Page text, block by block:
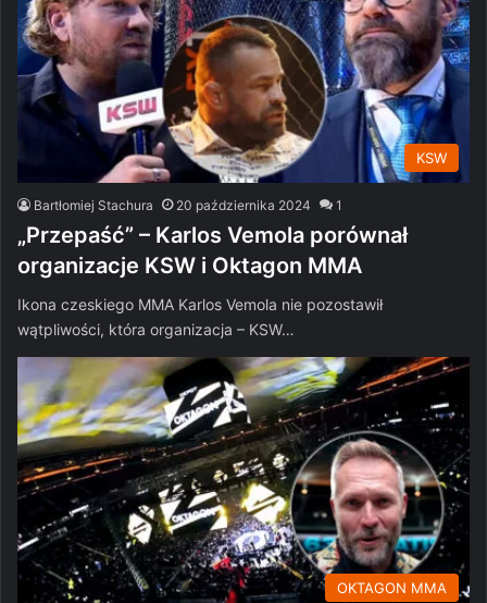
KSW
Bartłomiej Stachura 20 października 2024 1
„Przepaść” – Karlos Vemola porównał
organizacje KSW i Oktagon MMA
Ikona czeskiego MMA Karlos Vemola nie pozostawił
wątpliwości, która organizacja – KSW…
OKTAGON MMA